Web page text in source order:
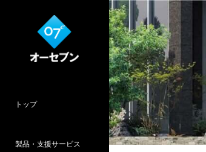
トップ
製品・支援サービス